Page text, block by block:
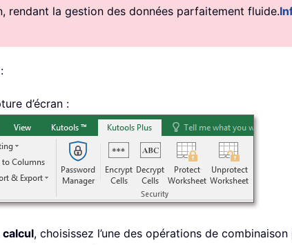
rendant la gestion des données parfaitement fluide.
d’écran :
, choisissez l’une des opérations de